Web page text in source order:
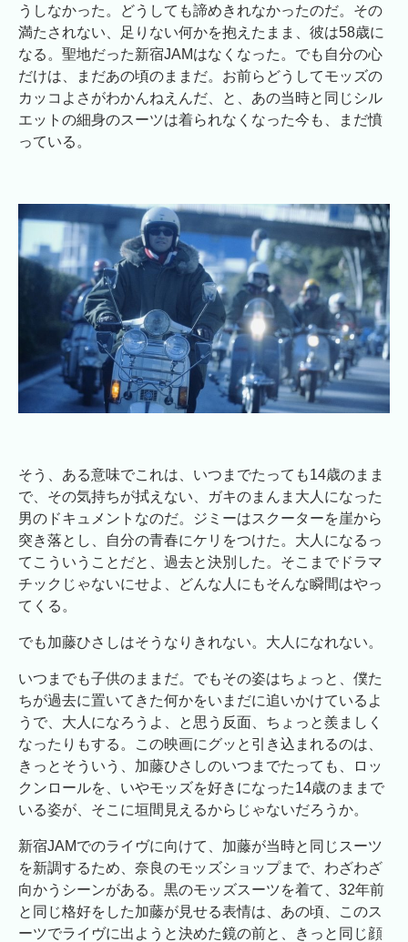
うしなかった。どうしても諦めきれなかったのだ。その
満たされない、足りない何かを抱えたまま、彼は58歳に
なる。聖地だった新宿JAMはなくなった。でも自分の心
だけは、まだあの頃のままだ。お前らどうしてモッズの
カッコよさがわかんねえんだ、と、あの当時と同じシル
エットの細身のスーツは着られなくなった今も、まだ憤
っている。
そう、ある意味でこれは、いつまでたっても14歳のまま
で、その気持ちが拭えない、ガキのまんま大人になった
男のドキュメントなのだ。ジミーはスクーターを崖から
突き落とし、自分の青春にケリをつけた。大人になるっ
てこういうことだと、過去と決別した。そこまでドラマ
チックじゃないにせよ、どんな人にもそんな瞬間はやっ
てくる。
でも加藤ひさしはそうなりきれない。大人になれない。
いつまでも子供のままだ。でもその姿はちょっと、僕た
ちが過去に置いてきた何かをいまだに追いかけているよ
うで、大人になろうよ、と思う反面、ちょっと羨ましく
なったりもする。この映画にグッと引き込まれるのは、
きっとそういう、加藤ひさしのいつまでたっても、ロッ
クンロールを、いやモッズを好きになった14歳のままで
いる姿が、そこに垣間見えるからじゃないだろうか。
新宿JAMでのライヴに向けて、加藤が当時と同じスーツ
を新調するため、奈良のモッズショップまで、わざわざ
向かうシーンがある。黒のモッズスーツを着て、32年前
と同じ格好をした加藤が見せる表情は、あの頃、このス
ーツでライヴに出ようと決めた鏡の前と、きっと同じ顔